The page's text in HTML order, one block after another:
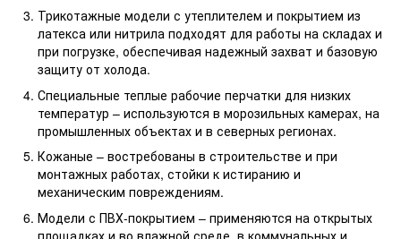
Трикотажные модели с утеплителем и покрытием из
латекса или нитрила подходят для работы на складах и
при погрузке, обеспечивая надежный захват и базовую
защиту от холода.
Специальные теплые рабочие перчатки для низких
температур – используются в морозильных камерах, на
промышленных объектах и в северных регионах.
Кожаные – востребованы в строительстве и при
монтажных работах, стойки к истиранию и
механическим повреждениям.
Модели с ПВХ-покрытием – применяются на открытых
площадках и во влажной среде, в коммунальных и